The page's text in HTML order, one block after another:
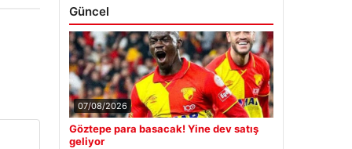
Güncel
07/08/2026
Göztepe para basacak! Yine dev satış
geliyor